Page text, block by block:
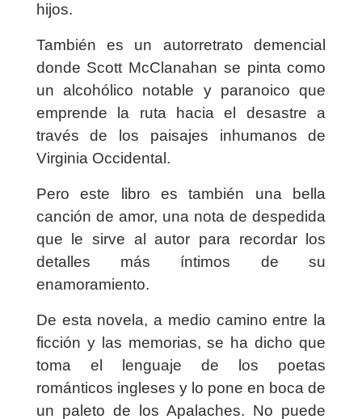
hijos.
También es un autorretrato demencial
donde Scott McClanahan se pinta como
un alcohólico notable y paranoico que
emprende la ruta hacia el desastre a
través de los paisajes inhumanos de
Virginia Occidental.
Pero este libro es también una bella
canción de amor, una nota de despedida
que le sirve al autor para recordar los
detalles más íntimos de su
enamoramiento.
De esta novela, a medio camino entre la
ficción y las memorias, se ha dicho que
toma el lenguaje de los poetas
románticos ingleses y lo pone en boca de
un paleto de los Apalaches. No puede